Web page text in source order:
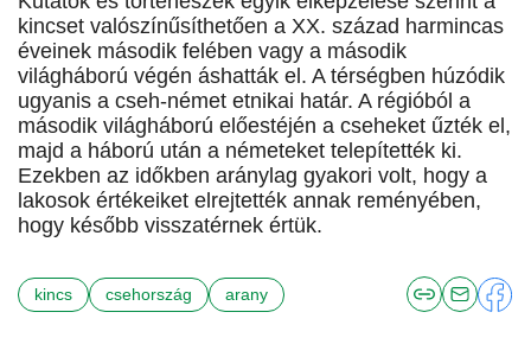
kincset valószínűsíthetően a XX. század harmincas
éveinek második felében vagy a második
világháború végén áshatták el. A térségben húzódik
ugyanis a cseh-német etnikai határ. A régióból a
második világháború előestéjén a cseheket űzték el,
majd a háború után a németeket telepítették ki.
Ezekben az időkben aránylag gyakori volt, hogy a
lakosok értékeiket elrejtették annak reményében,
hogy később visszatérnek értük.
kincs csehország arany